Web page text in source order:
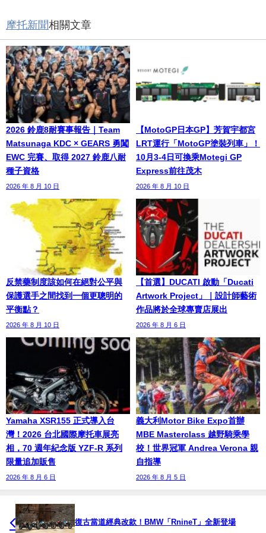
摩托新聞相關文章
2026 鈴鹿8耐賽事報告｜Team
Matsunaga KDC × GEARS 勇闖
EWC 完賽、取得 2027 鈴鹿八耐
種子資格
2026 年 8 月 10 日
【MotoGP日本GP】芳賀宇都宮
LRT運行「MotoGP塗裝列車」！
10月3-4日可換乘Motegi GP
Express前往茂木
2026 年 8 月 10 日
反禁藥制度該如何在絕對公平與
保護選手之間找到一個更聰明的
平衡點？
2026 年 8 月 10 日
【首選】DUCATI 啟動「Ducati
Artwork Project」｜設計師藝術
作品將於全球專賣店展出
2026 年 8 月 6 日
Yamaha XSR155 正式導入台
灣！2026 台北國際摩托車展亮
相，70 週年紀念版 YZF-R 系列
限量追加販售
2026 年 8 月 6 日
義大利Motor Bike Expo首辦
MBE Masterclass 越野騎乘學
校！世界冠軍 Andrea Verona 親
自指導
2026 年 8 月 5 日
復古當道經典改款！BMW「RnineT」全新登場